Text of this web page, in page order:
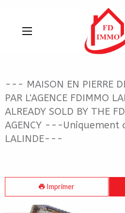
--- MAISON EN
--- MAISON EN PIERRE
PAR L'AGENCE FDIMMO
ALREADY SOLD BY THE
AGENCY ---Uniquement
LALINDE---
Imprimer